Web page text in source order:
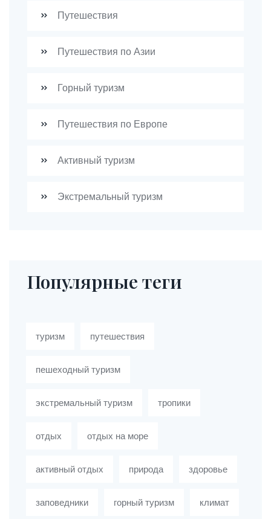
Путешествия
Путешествия по Азии
Горный туризм
Путешествия по Европе
Активный туризм
Экстремальный туризм
Популярные теги
туризм путешествия
пешеходный туризм
экстремальный туризм тропики
отдых отдых на море
активный отдых природа здоровье
заповедники горный туризм климат